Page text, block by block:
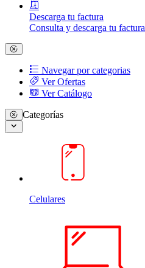
Descarga tu factura
Consulta y descarga tu factura
Navegar por categorias
Ver Ofertas
Ver Catálogo
Categorías
Celulares